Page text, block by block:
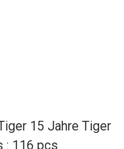
15 Jahre Tiger
: 116 pçs